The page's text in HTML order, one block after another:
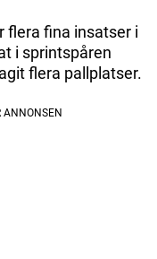
flera fina insatser i
i sprintspåren
flera pallplatser.